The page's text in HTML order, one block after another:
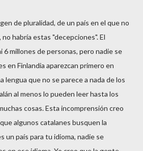
de pluralidad, de un país en el que no
no habría estas "decepciones". El
6 millones de personas, pero nadie se
en Finlandia aparezcan primero en
lengua que no se parece a nada de los
al menos lo pueden leer hasta los
cosas. Esta incomprensión creo
algunos catalanes busquen la
un país para tu idioma, nadie se